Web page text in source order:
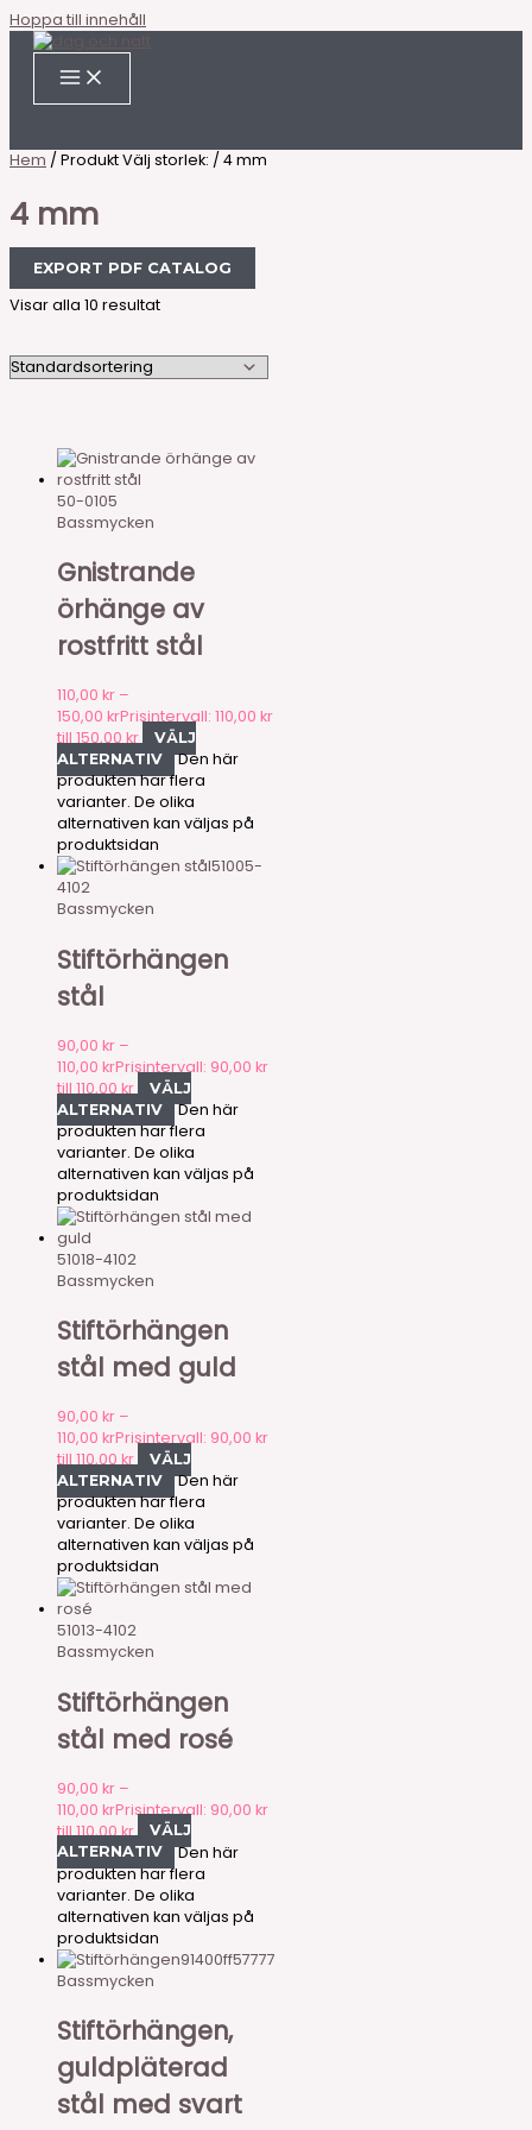
Hoppa till innehåll
Hem / Produkt Välj storlek: / 4 mm
4 mm
EXPORT PDF CATALOG
Visar alla 10 resultat
50-0105
Bassmycken
Gnistrande
örhänge av
rostfritt stål
110,00 kr –
150,00 krPrisintervall: 110,00 kr
till 150,00 kr
VÄLJ
ALTERNATIV
Den här
produkten har flera
varianter. De olika
alternativen kan väljas på
produktsidan
51005-
4102
Bassmycken
Stiftörhängen
stål
90,00 kr –
110,00 krPrisintervall: 90,00 kr
till 110,00 kr
VÄLJ
ALTERNATIV
Den här
produkten har flera
varianter. De olika
alternativen kan väljas på
produktsidan
51018-4102
Bassmycken
Stiftörhängen
stål med guld
90,00 kr –
110,00 krPrisintervall: 90,00 kr
till 110,00 kr
VÄLJ
ALTERNATIV
Den här
produkten har flera
varianter. De olika
alternativen kan väljas på
produktsidan
51013-4102
Bassmycken
Stiftörhängen
stål med rosé
90,00 kr –
110,00 krPrisintervall: 90,00 kr
till 110,00 kr
VÄLJ
ALTERNATIV
Den här
produkten har flera
varianter. De olika
alternativen kan väljas på
produktsidan
91400ff57777
Bassmycken
Stiftörhängen,
guldpläterad
stål med svart